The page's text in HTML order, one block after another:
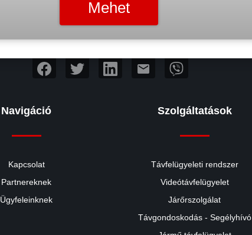
mail
Navigáció
Kapcsolat
Partnereknek
Ügyfeleinknek
Szolgáltatások
Távfelügyeleti rendszer
Videótávfelügyelet
Járőrszolgálat
Távgondoskodás - Segélyhívó